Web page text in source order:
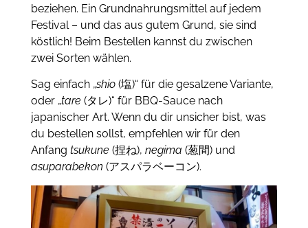
beziehen. Ein Grundnahrungsmittel auf jedem
Festival – und das aus gutem Grund, sie sind
köstlich! Beim Bestellen kannst du zwischen
zwei Sorten wählen.
Sag einfach „shio(塩)“ für die gesalzene Variante,
oder „tare (タレ)“ für BBQ-Sauce nach
japanischer Art. Wenn du dir unsicher bist, was
du bestellen sollst, empfehlen wir für den
Anfang tsukune (捏ね), negima (葱間) und
asuparabekon (アスパラベーコン).